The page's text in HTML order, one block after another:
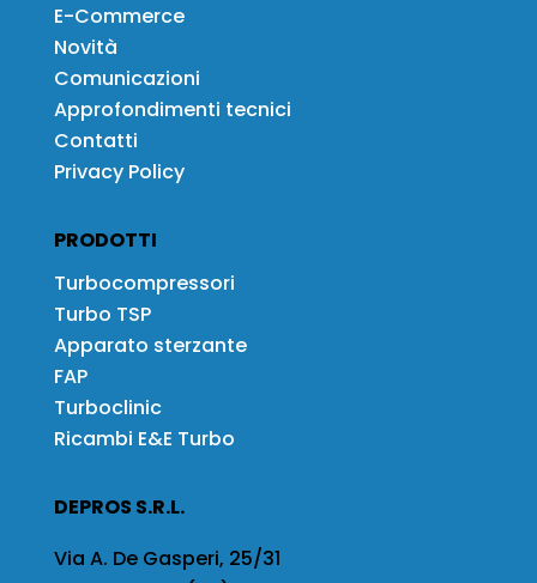
E-Commerce
Novità
Comunicazioni
Approfondimenti tecnici
Contatti
Privacy Policy
PRODOTTI
Turbocompressori
Turbo TSP
Apparato sterzante
FAP
Turboclinic
Ricambi E&E Turbo
DEPROS S.R.L.
Via A. De Gasperi, 25/31